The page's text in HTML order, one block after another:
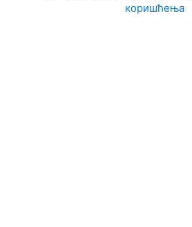
коришћења